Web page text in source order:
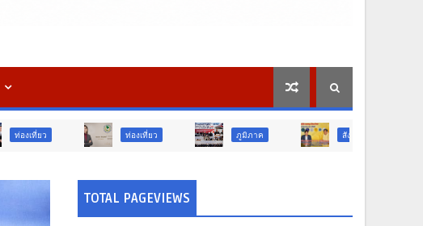
ท่องเที่ยว ภูมิภาค สังคม
TOTAL PAGEVIEWS